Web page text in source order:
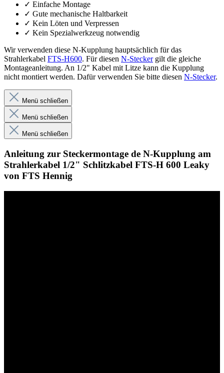
✓ Einfache Montage
✓ Gute mechanische Haltbarkeit
✓ Kein Löten und Verpressen
✓ Kein Spezialwerkzeug notwendig
Wir verwenden diese N-Kupplung hauptsächlich für das
Strahlerkabel FTS-H600. Für diesen N-Steckergilt die gleiche
Montageanleitung. An 1/2" Kabel mit Litze kann die Kupplung
nicht montiert werden. Dafür verwenden Sie bitte diesen N-Stecker.
Menü schließen
Menü schließen
Menü schließen
Anleitung zur Steckermontage de N-Kupplung am
Strahlerkabel 1/2" Schlitzkabel FTS-H 600 Leaky
von FTS Hennig